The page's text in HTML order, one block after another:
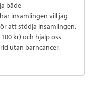
både
insamlingen vill jag
att stödja insamlingen.
kr) och hjälp oss
utan barncancer.